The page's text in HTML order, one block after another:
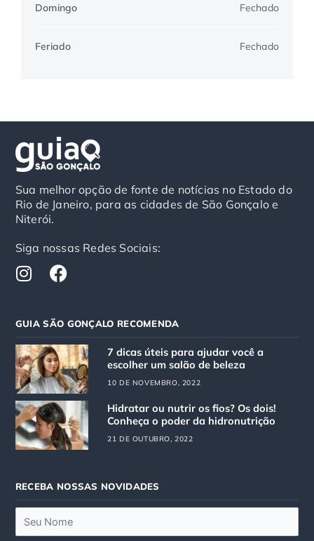
Domingo Fechado
Feriado Fechado
Sua melhor opção de fonte de notícias no Estado do
Rio de Janeiro, para as cidades de São Gonçalo e
Niterói.
Siga nossas Redes Sociais:
I
n
t
a
g
r
a
m
F
a
e
b
o
o
k
GUIA SÃO GONÇALO RECOMENDA
7 dicas úteis para ajudar você a
escolher um salão de beleza
10 DE NOVEMBRO, 2022
Hidratar ou nutrir os fios? Os dois!
Conheça o poder da hidronutrição
21 DE OUTUBRO, 2022
RECEBA NOSSAS NOVIDADES